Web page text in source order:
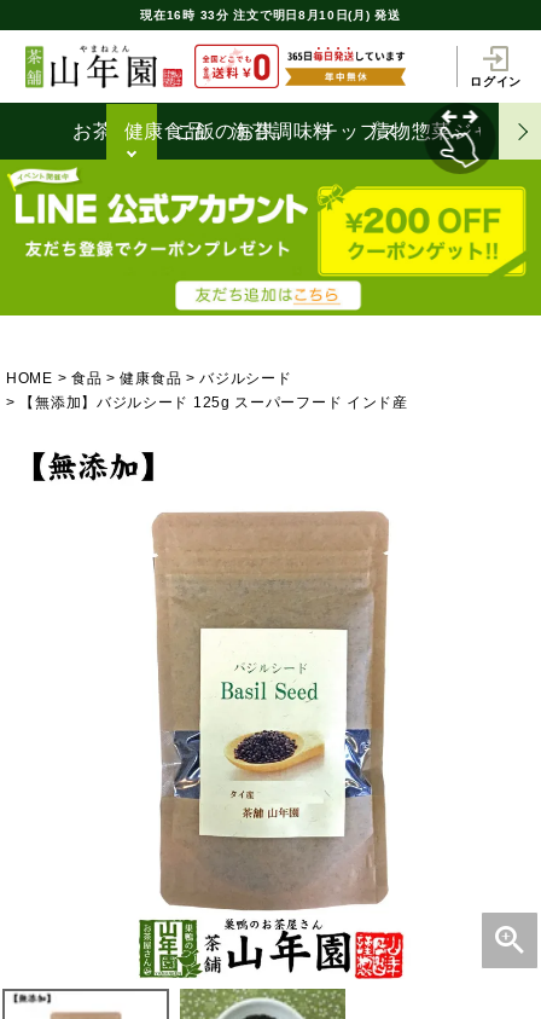
現在16時 33分 注文で明日8月10日(月) 発送
ログイン
お茶うけ健康食品ご飯のお供
海苔調味料チップス
漬物惣菜ジャム
HOME 食品 健康食品
バジルシード
【無添加】バジルシード 125g スーパーフード インド産